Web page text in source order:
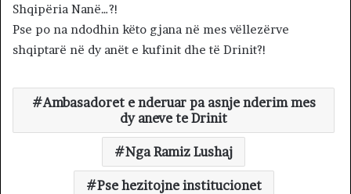
Shqipëria Nanë…?!
Pse po na ndodhin këto gjana në mes vëllezërve
shqiptarë në dy anët e kufinit dhe të Drinit?!
Ambasadoret e nderuar pa asnje nderim mes
dy aneve te Drinit
Nga Ramiz Lushaj
Pse hezitojne institucionet